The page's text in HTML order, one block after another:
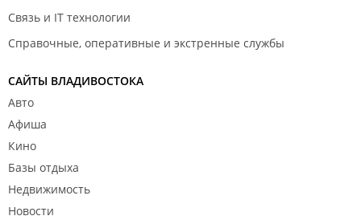
Связь и IT технологии
Справочные, оперативные и экстренные службы
САЙТЫ ВЛАДИВОСТОКА
Авто
Афиша
Кино
Базы отдыха
Недвижимость
Новости